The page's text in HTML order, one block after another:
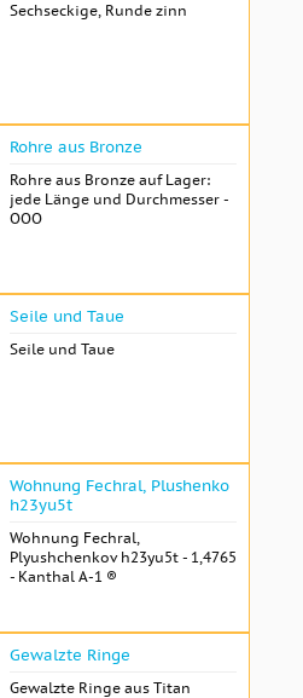
Sechseckige, Runde zinn
Rohre aus Bronze
Rohre aus Bronze auf Lager:
jede Länge und Durchmesser -
OOO
Seile und Taue
Seile und Taue
Wohnung Fechral, ​​Plushenko
h23yu5t
Wohnung Fechral, ​​
Plyushchenkov h23yu5t - 1,4765
- Kanthal A-1 ®
Gewalzte Ringe
Gewalzte Ringe aus Titan